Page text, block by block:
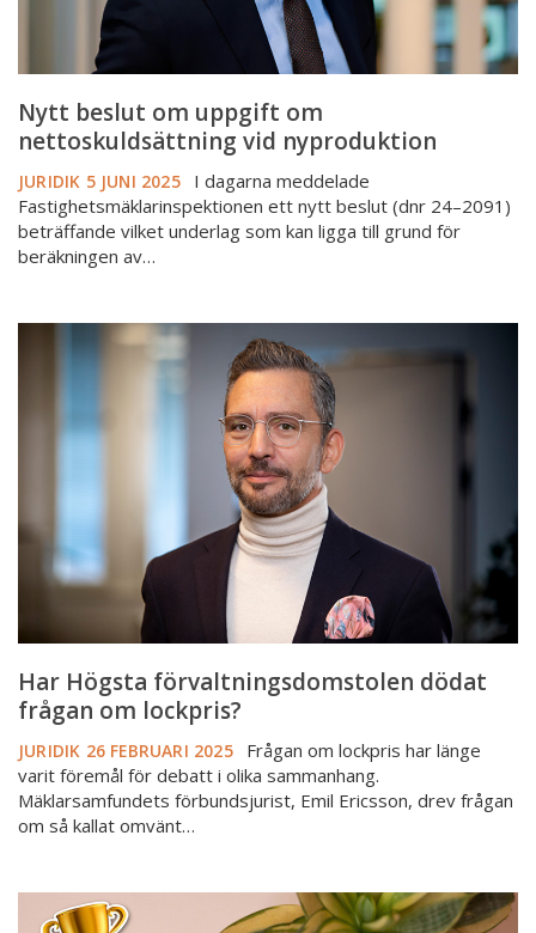
Nytt beslut om uppgift om
nettoskuldsättning vid nyproduktion
JURIDIK 5 JUNI 2025
I dagarna meddelade
Fastighetsmäklarinspektionen ett nytt beslut (dnr 24–2091)
beträffande vilket underlag som kan ligga till grund för
beräkningen av…
Har
förvaltningsdomstolen
frågan
Har Högsta förvaltningsdomstolen dödat
frågan om lockpris?
JURIDIK 26 FEBRUARI 2025
Frågan om lockpris har länge
varit föremål för debatt i olika sammanhang.
Mäklarsamfundets förbundsjurist, Emil Ericsson, drev frågan
om så kallat omvänt…
Klicktoppen
2024